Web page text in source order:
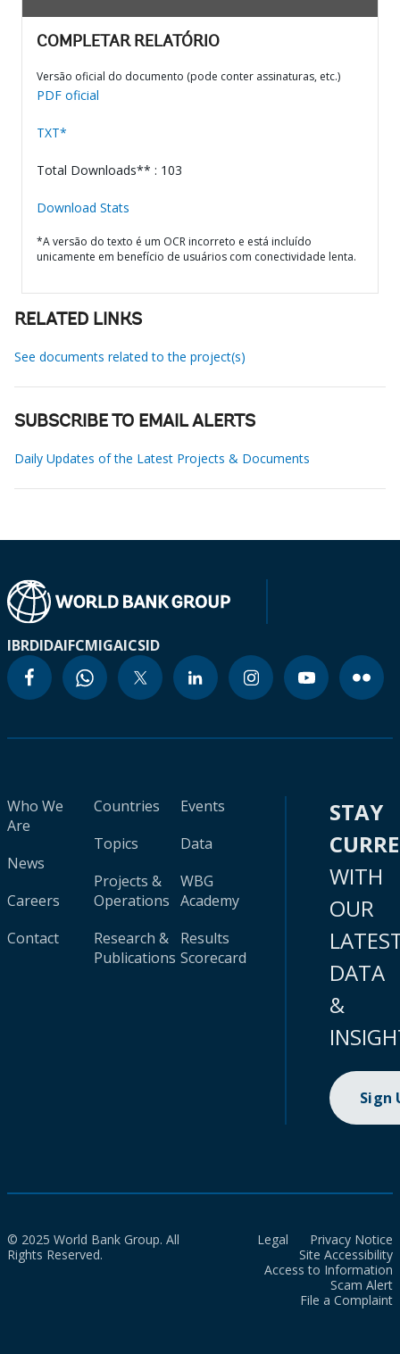
COMPLETAR RELATÓRIO
Versão oficial do documento (pode conter assinaturas, etc.)
PDF oficial
TXT*
Total Downloads** : 103
Download Stats
*A versão do texto é um OCR incorreto e está incluído
unicamente em benefício de usuários com conectividade lenta.
RELATED LINKS
See documents related to the project(s)
SUBSCRIBE TO EMAIL ALERTS
Daily Updates of the Latest Projects & Documents
IBRDIDAIFCMIGAICSID
Who We
Are
News
Careers
Contact
Countries
Topics
Projects &
Operations
Research &
Publications
Events
Data
WBG
Academy
Results
Scorecard
STAY
WITH
OUR
DATA
&
Sign
© 2025 World Bank Group. All
Rights Reserved.
Legal
Privacy Notice
Site Accessibility
Access to Information
Scam Alert
File a Complaint